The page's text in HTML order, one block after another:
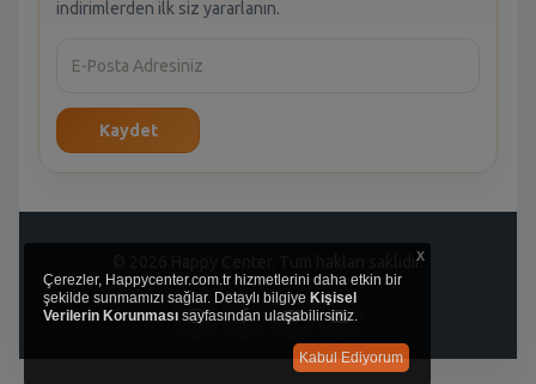
indirimlerden ilk siz yararlanın.
Kaydet
© 2026 Happy Center. Tüm hakları saklıdır.
x
Çerezler, Happycenter.com.tr hizmetlerini daha etkin bir
şekilde sunmamızı sağlar. Detaylı bilgiye Kişisel
Verilerin Korunması sayfasından ulaşabilirsiniz.
Kabul Ediyorum